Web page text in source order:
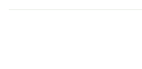
【京博寄託の名宝ー美を守